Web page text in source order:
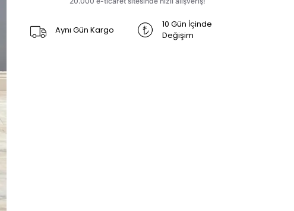
Aynı Gün Kargo
10 Gün İçinde
Değişim